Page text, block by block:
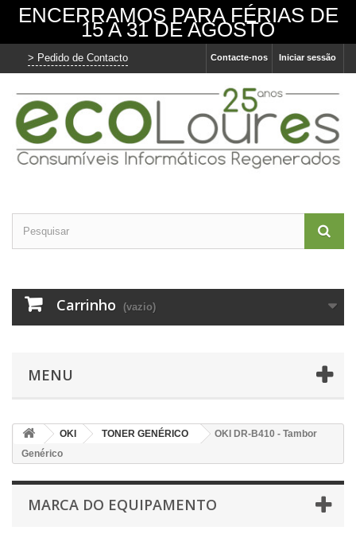
ENCERRAMOS PARA FÉRIAS DE
15 A 31 DE AGOSTO
Iniciar sessão
Contacte-nos
> Pedido de Contacto
Carrinho (vazio)
MENU
OKI TONER GENÉRICO
OKI DR-B410 - Tambor
Genérico
MARCA DO EQUIPAMENTO